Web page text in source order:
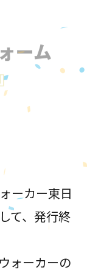
ーム
ーカー東日
て、発行終
ォーカーの